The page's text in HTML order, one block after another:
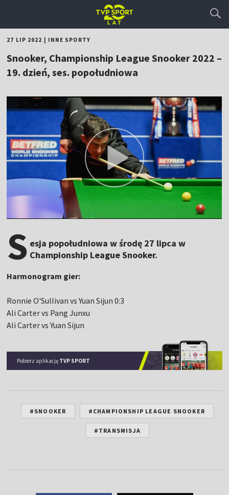
27 LIP 2022 INNE SPORTY
Snooker, Championship League Snooker 2022 –
19. dzień, ses. popołudniowa
S esja popołudniowa w środę 27 lipca w
Championship League Snooker.
Harmonogram gier:
Ronnie O'Sullivan vs Yuan Sijun 0:3
Ali Carter vs Pang Junxu
Ali Carter vs Yuan Sijun
Pobierz aplikację TVP SPORT
#SNOOKER #CHAMPIONSHIP LEAGUE SNOOKER
#TRANSMISJA